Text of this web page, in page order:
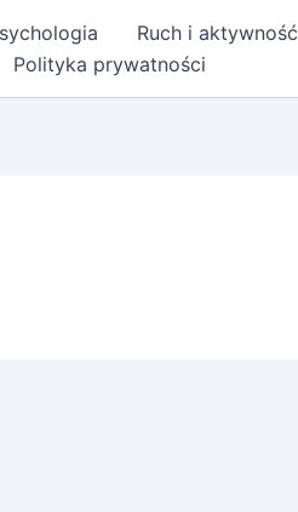
Ruch i aktywność
Polityka prywatności